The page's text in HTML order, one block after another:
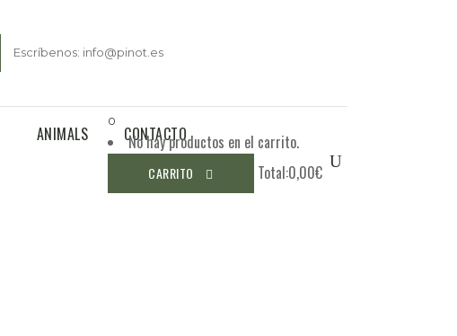
Escríbenos: info@pinot.es
ANIMALS CONTACTO
0
No hay productos en el carrito.
CARRITO Total:0,00€